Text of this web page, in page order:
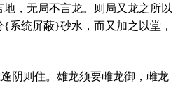
，无局不言龙。则局又龙之所以
系统屏蔽}砂水，而又加之以堂，
阴则住。雄龙须要雌龙御，雌龙